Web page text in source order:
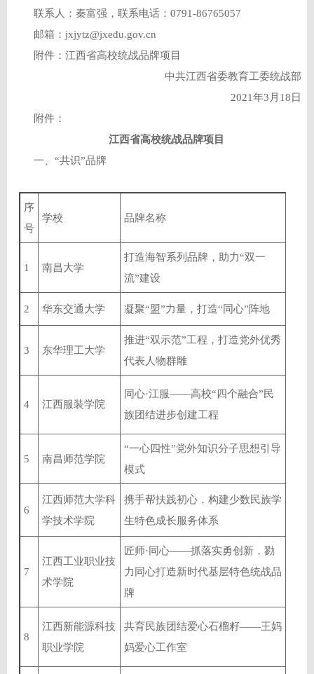
联系人：秦富强，联系电话：0791-86765057
邮箱：jxjytz@jxedu.gov.cn
附件：江西省高校统战品牌项目
中共江西省委教育工委统战部
2021年3月18日
附件：
江西省高校统战品牌项目
一、“共识”品牌
序
号
学校 品牌名称
1 南昌大学
打造海智系列品牌，助力“双一
流”建设
2 华东交通大学 凝聚“盟”力量，打造“同心”阵地
3 东华理工大学
推进“双示范”工程，打造党外优秀
代表人物群雕
4 江西服装学院
同心·江服——高校“四个融合”民
族团结进步创建工程
5 南昌师范学院
“一心四性”党外知识分子思想引导
模式
6
江西师范大学科
学技术学院
携手帮扶践初心，构建少数民族学
生特色成长服务体系
7
江西工业职业技
术学院
匠师·同心——抓落实勇创新，勠
力同心打造新时代基层特色统战品
牌
8
江西新能源科技
职业学院
共育民族团结爱心石榴籽——王妈
妈爱心工作室